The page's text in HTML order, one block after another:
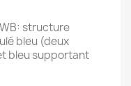
structure
bleu (deux
bleu supportant